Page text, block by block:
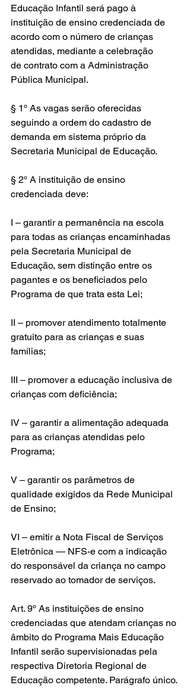
Educação Infantil será pago à
instituição de ensino credenciada de
acordo com o número de crianças
atendidas, mediante a celebração
de contrato com a Administração
Pública Municipal.
§ 1º As vagas serão oferecidas
seguindo a ordem do cadastro de
demanda em sistema próprio da
Secretaria Municipal de Educação.
§ 2º A instituição de ensino
credenciada deve:
I – garantir a permanência na escola
para todas as crianças encaminhadas
pela Secretaria Municipal de
Educação, sem distinção entre os
pagantes e os beneficiados pelo
Programa de que trata esta Lei;
II – promover atendimento totalmente
gratuito para as crianças e suas
famílias;
III – promover a educação inclusiva de
crianças com deficiência;
IV – garantir a alimentação adequada
para as crianças atendidas pelo
Programa;
V – garantir os parâmetros de
qualidade exigidos da Rede Municipal
de Ensino;
VI – emitir a Nota Fiscal de Serviços
Eletrônica — NFS-e com a indicação
do responsável da criança no campo
reservado ao tomador de serviços.
Art. 9º As instituições de ensino
credenciadas que atendam crianças no
âmbito do Programa Mais Educação
Infantil serão supervisionadas pela
respectiva Diretoria Regional de
Educação competente. Parágrafo único.